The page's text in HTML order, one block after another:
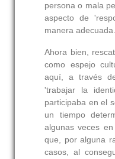
persona o mala
aspecto de
manera adecuada.
Ahora bien,
como espejo
aquí, a través
'trabajar la
participaba en el
un tiempo
algunas veces
que, por alguna
casos, al